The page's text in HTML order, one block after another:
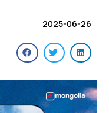
2025-06-26